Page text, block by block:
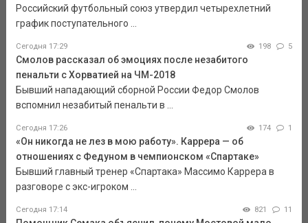
Российский футбольный союз утвердил четырехлетний
график поступательного ...
Сегодня 17:29 198 5
Смолов рассказал об эмоциях после незабитого
пенальти с Хорватией на ЧМ-2018
Бывший нападающий сборной России Федор Смолов
вспомнил незабитый пенальти в ...
Сегодня 17:26 174 1
«Он никогда не лез в мою работу». Каррера — об
отношениях с Федуном в чемпионском «Спартаке»
Бывший главный тренер «Спартака» Массимо Каррера в
разговоре с экс-игроком ...
Сегодня 17:14 821 11